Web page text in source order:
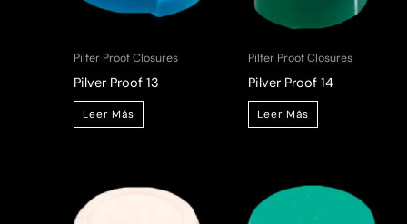
Pilfer Proof Closures
Pilver Proof 13
Leer Más
Pilfer Proof Closures
Pilver Proof 14
Leer Más